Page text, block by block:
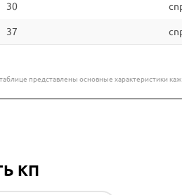
30
37
представлены основные характеристики
КП